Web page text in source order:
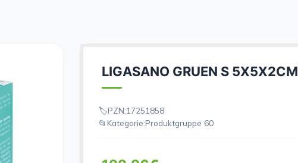
LIGASANO GRUEN S 5X5X2CM
PZN:17251858
Kategorie:Produktgruppe 60